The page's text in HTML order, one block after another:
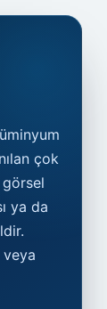
çok
ya da
veya